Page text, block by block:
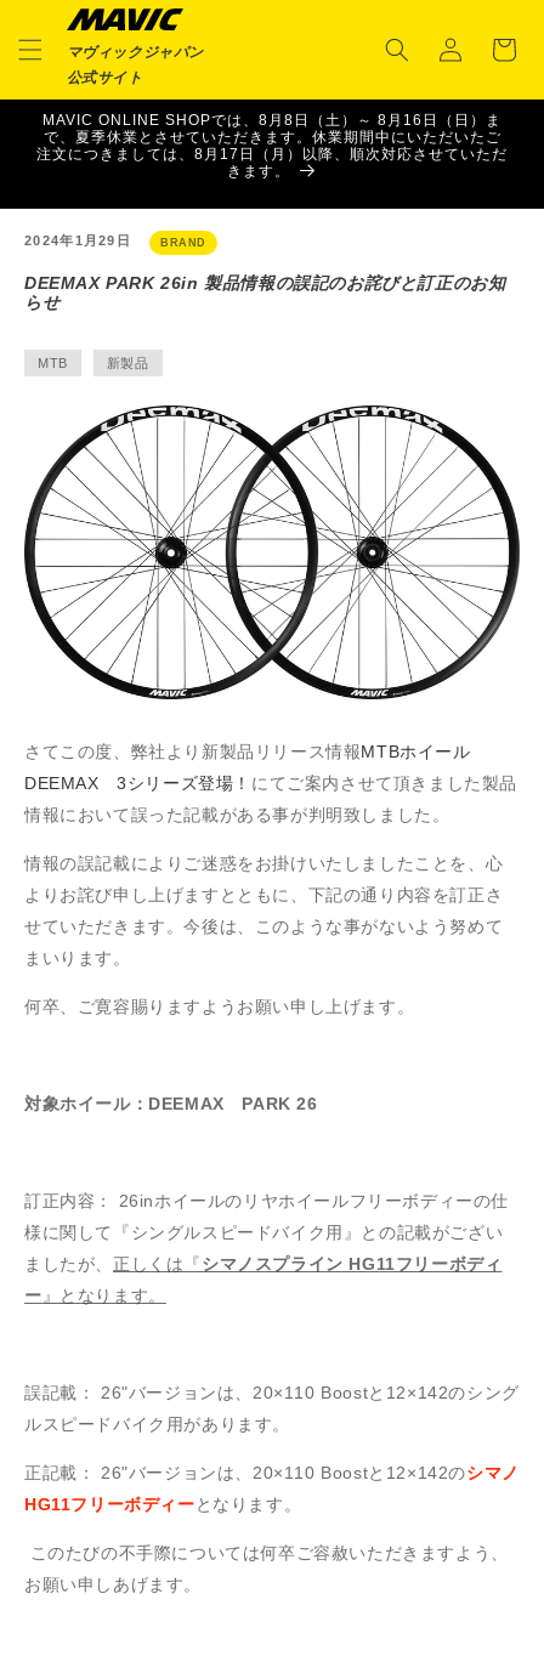
コンテ
ンツに
進むマヴィックジャパン
公式サイト
イ
ー
MAVIC ONLINE SHOPでは、8月8日（土）～ 8月16日（日）ま
で、夏季休業とさせていただきます。休業期間中にいただいたご
注文につきましては、8月17日（月）以降、順次対応させていただ
きます。
2024年1月29日 BRAND
DEEMAX PARK 26in 製品情報の誤記のお詫びと訂正のお知
らせ
MTB 新製品
さてこの度、弊社より新製品リリース情報MTBホイール
DEEMAX
3シリーズ登場！ にてご案内させて頂きました製品
情報において誤った記載がある事が判明致しました。
情報の誤記載によりご迷惑をお掛けいたしましたことを、心
よりお詫び申し上げますとともに、下記の通り内容を訂正さ
せていただきます。今後は、このような事がないよう努めて
まいります。
何卒、ご寛容賜りますようお願い申し上げます。
対象ホイール：DEEMAX PARK 26
訂正内容： 26inホイールのリヤホイールフリーボディーの仕
様に関して『シングルスピードバイク用』との記載がござい
ましたが、 正しくは『シマノスプライン HG11フリーボディ
ー 』となります。
誤記載： 26"バージョンは、 20×110 Boostと 12×142のシング
ルスピードバイク用があります。
正記載： 26"バージョンは、 20×110 Boostと 12×142のシマノ
HG11フリーボディーとなります。
このたびの不手際については何卒ご容赦いただきますよう、
お願い申しあげます。